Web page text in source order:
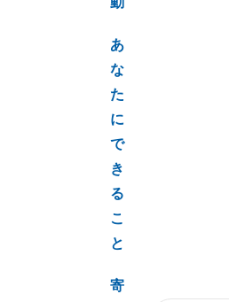
動
あ
な
た
に
で
き
る
こ
と
寄